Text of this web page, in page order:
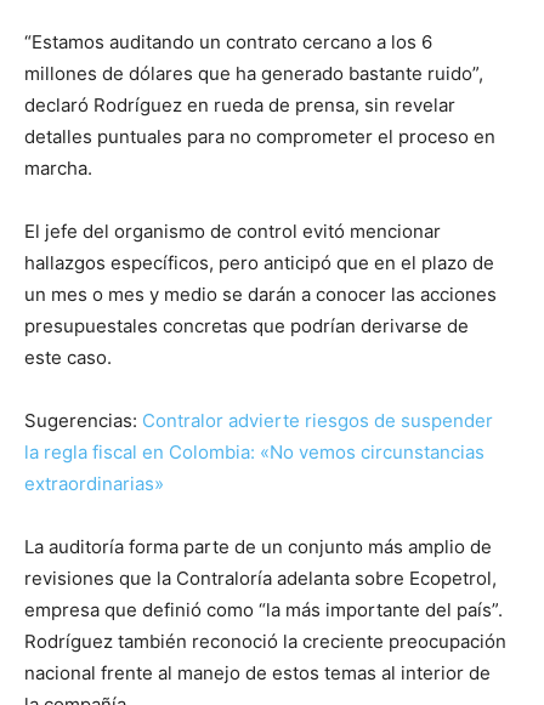
“Estamos auditando un contrato cercano a los 6
millones de dólares que ha generado bastante ruido”,
declaró Rodríguez en rueda de prensa, sin revelar
detalles puntuales para no comprometer el proceso en
marcha.
El jefe del organismo de control evitó mencionar
hallazgos específicos, pero anticipó que en el plazo de
un mes o mes y medio se darán a conocer las acciones
presupuestales concretas que podrían derivarse de
este caso.
Sugerencias: Contralor advierte riesgos de suspender
la regla fiscal en Colombia: «No vemos circunstancias
extraordinarias»
La auditoría forma parte de un conjunto más amplio de
revisiones que la Contraloría adelanta sobre Ecopetrol,
empresa que definió como “la más importante del país”.
Rodríguez también reconoció la creciente preocupación
nacional frente al manejo de estos temas al interior de